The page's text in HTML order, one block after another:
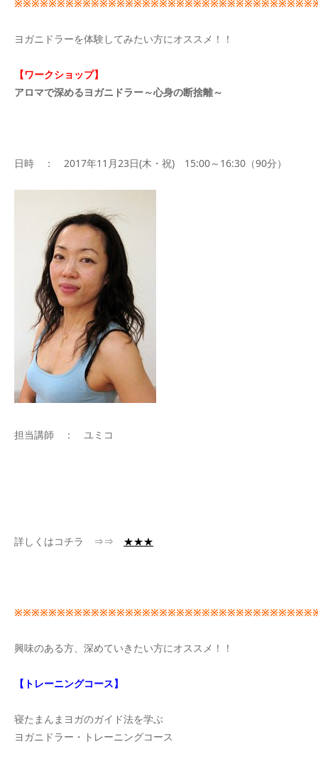
ヨガニドラーを体験してみたい方にオススメ！！
【ワークショップ】
アロマで深めるヨガニドラー～心身の断捨離～
日時 ： 2017年11月23日(木・祝) 15:00～16:30（90分）
担当講師 ： ユミコ
詳しくはコチラ ⇒⇒ ★★★
興味のある方、深めていきたい方にオススメ！！
【トレーニングコース】
寝たまんまヨガのガイド法を学ぶ
ヨガニドラー・トレーニングコース